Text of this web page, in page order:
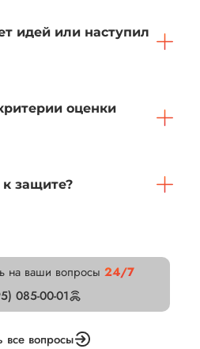
идей или наступил
оценки
к защите?
на ваши вопросы 24/7
085-00-01
все вопросы